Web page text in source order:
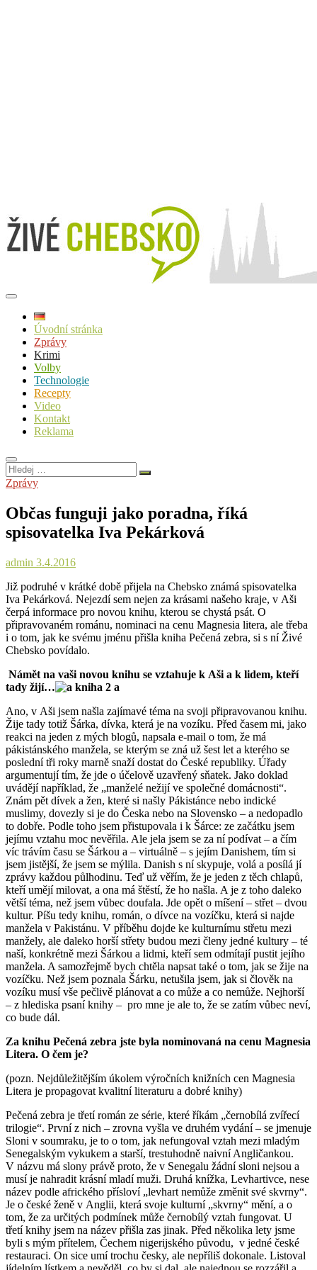
Úvodní stránka
Zprávy
Krimi
Volby
Technologie
Recepty
Video
Kontakt
Reklama
Hledej
…
Zprávy
Občas funguji jako poradna, říká
spisovatelka Iva Pekárková
admin 3.4.2016
Již podruhé v krátké době přijela na Chebsko známá spisovatelka
Iva Pekárková. Nejezdí sem nejen za krásami našeho kraje, v Aši
čerpá informace pro novou knihu, kterou se chystá psát. O
připravovaném románu, nominaci na cenu Magnesia litera, ale třeba
i o tom, jak ke svému jménu přišla kniha Pečená zebra, si s ní Živé
Chebsko povídalo.
Námět na vaši novou knihu se vztahuje k Aši a k lidem, kteří
tady žijí…
Ano, v Aši jsem našla zajímavé téma na svoji připravovanou knihu.
Žije tady totiž Šárka, dívka, která je na vozíku. Před časem mi, jako
reakci na jeden z mých blogů, napsala e-mail o tom, že má
pákistánského manžela, se kterým se zná už šest let a kterého se
poslední tři roky marně snaží dostat do České republiky. Úřady
argumentují tím, že jde o účelově uzavřený sňatek. Jako doklad
uvádějí například, že „manželé nežijí ve společné domácnosti“.
Znám pět dívek a žen, které si našly Pákistánce nebo indické
muslimy, dovezly si je do Česka nebo na Slovensko – a nedopadlo
to dobře. Podle toho jsem přistupovala i k Šárce: ze začátku jsem
jejímu vztahu moc nevěřila. Ale jela jsem se za ní podívat – a čím
víc trávím času se Šárkou a – virtuálně – s jejím Danishem, tím si
jsem jistější, že jsem se mýlila. Danish s ní skypuje, volá a posílá jí
zprávy každou půlhodinu. Teď už věřím, že je jeden z těch chlapů,
kteří umějí milovat, a ona má štěstí, že ho našla. A je z toho daleko
větší téma, než jsem vůbec doufala. Jde opět o míšení – střet – dvou
kultur. Píšu tedy knihu, román, o dívce na vozíčku, která si najde
manžela v Pakistánu. V příběhu dojde ke kulturnímu střetu mezi
manžely, ale daleko horší střety budou mezi členy jedné kultury – té
naší, konkrétně mezi Šárkou a lidmi, kteří sem odmítají pustit jejího
manžela. A samozřejmě bych chtěla napsat také o tom, jak se žije na
vozíčku. Než jsem poznala Šárku, netušila jsem, jak si člověk na
vozíku musí vše pečlivě plánovat a co může a co nemůže. Nejhorší
– z hlediska psaní knihy – pro mne je ale to, že se zatím vůbec neví,
co bude dál.
Za knihu Pečená zebra jste byla nominovaná na cenu Magnesia
Litera. O čem je?
(pozn. Nejdůležitějším úkolem výročních knižních cen Magnesia
Litera je propagovat kvalitní literaturu a dobré knihy)
Pečená zebra je třetí román ze série, které říkám „černobílá zvířecí
trilogie“. První z nich – zrovna vyšla ve druhém vydání – se jmenuje
Sloni v soumraku, je to o tom, jak nefungoval vztah mezi mladým
Senegalským vykukem a starší, trestuhodně naivní Angličankou.
V názvu má slony právě proto, že v Senegalu žádní sloni nejsou a
musí je nahradit krásní mladí muži. Druhá knížka, Levhartivce, nese
název podle afrického přísloví „levhart nemůže změnit své skvrny“.
Je o české ženě v Anglii, která svoje kulturní „skvrny“ mění, a o
tom, že za určitých podmínek může černobílý vztah fungovat. U
třetí knihy jsem na název přišla zas jinak. Před několika lety jsme
byli s mým přítelem, Čechem nigerijského původu, v jedné české
restauraci. On sice umí trochu česky, ale nepříliš dokonale. Listoval